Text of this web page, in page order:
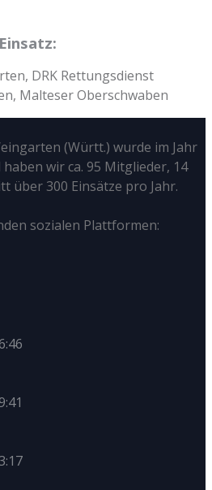
DRK Rettungsdienst
Malteser Oberschwaben
(Württ.) wurde im Jahr
wir ca. 95 Mitglieder, 14
über 300 Einsätze pro Jahr.
sozialen Plattformen: